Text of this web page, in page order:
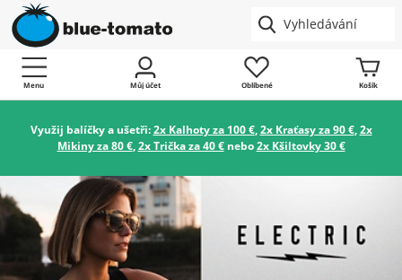
Menu Můj účet Oblíbené Košík
Využij balíčky a ušetři:2x Kalhoty za 100 €,2x Kraťasy za 90 €,2x
Mikiny za 80 €,2x Trička za 40 €nebo2x Kšiltovky 30 €